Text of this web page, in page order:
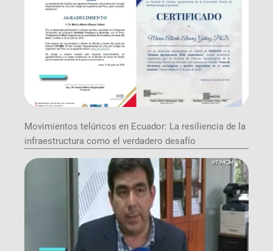
Movimientos telúricos en Ecuador: La resiliencia de la
infraestructura como el verdadero desafío